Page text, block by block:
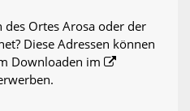
des Ortes Arosa oder der
Diese Adressen können
Downloaden im